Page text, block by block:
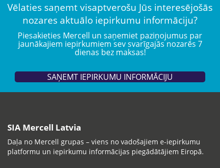
Vēlaties saņemt visaptverošu Jūs interesējošās
nozares aktuālo iepirkumu informāciju?
Piesakieties Mercell un saņemiet paziņojumus par
jaunākajiem iepirkumiem sev svarīgajās nozarēs 7
dienas bez maksas!
SAŅEMT IEPIRKUMU INFORMĀCIJU
SIA Mercell Latvia
Daļa no Mercell grupas – viens no vadošajiem e-iepirkumu
platformu un iepirkumu informācijas piegādātājiem Eiropā.